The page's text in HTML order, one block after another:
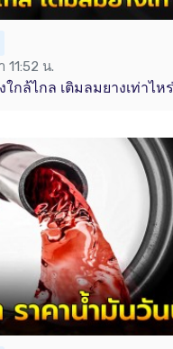
11:52 น.
กล้ไกล เติมลมยางเท่าไห